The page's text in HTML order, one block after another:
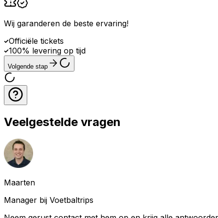
Wij garanderen de beste ervaring!
Officiële tickets
100% levering op tijd
Volgende stap
Veelgestelde vragen
Maarten
Manager bij Voetbaltrips